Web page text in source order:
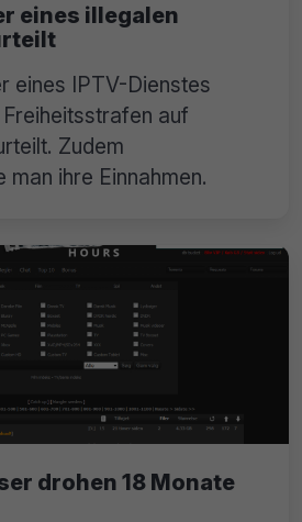
eines illegalen
eines IPTV-Dienstes
auf
Zudem
man ihre Einnahmen.
drohen 18 Monate